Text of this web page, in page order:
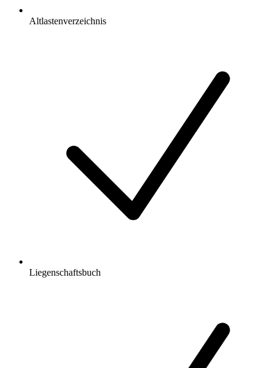
Altlastenverzeichnis
Liegenschaftsbuch